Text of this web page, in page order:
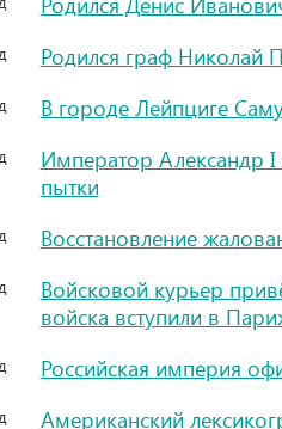
Родился граф Николай
В городе Лейпциге
Император Александр I
пытки
Восстановление
Войсковой курьер
войска вступили в
Российская империя
Американский